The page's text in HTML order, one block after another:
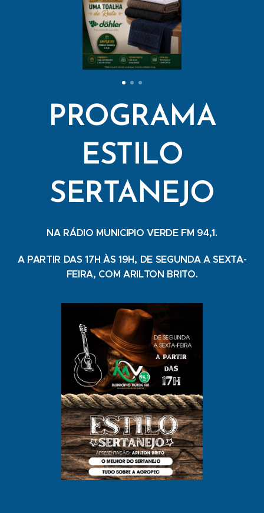
PROGRAMA
ESTILO
SERTANEJO
NA RÁDIO MUNICIPIO VERDE FM 94,1.
A PARTIR DAS 17H ÀS 19H, DE SEGUNDA A SEXTA-
FEIRA, COM ARILTON BRITO.